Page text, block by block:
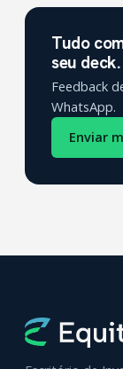
Tudo
seu deck.
Feedback
WhatsApp.
Enviar